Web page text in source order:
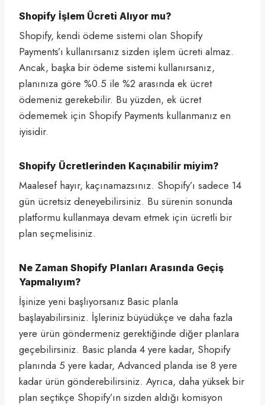
Shopify İşlem Ücreti Alıyor mu?
Shopify, kendi ödeme sistemi olan Shopify
Payments’ı kullanırsanız sizden işlem ücreti almaz.
Ancak, başka bir ödeme sistemi kullanırsanız,
planınıza göre %0.5 ile %2 arasında ek ücret
ödemeniz gerekebilir. Bu yüzden, ek ücret
ödememek için Shopify Payments kullanmanız en
iyisidir.
Shopify Ücretlerinden Kaçınabilir miyim?
Maalesef hayır, kaçınamazsınız. Shopify’ı sadece 14
gün ücretsiz deneyebilirsiniz. Bu sürenin sonunda
platformu kullanmaya devam etmek için ücretli bir
plan seçmelisiniz.
Ne Zaman Shopify Planları Arasında Geçiş
Yapmalıyım?
İşinize yeni başlıyorsanız Basic planla
başlayabilirsiniz. İşleriniz büyüdükçe ve daha fazla
yere ürün göndermeniz gerektiğinde diğer planlara
geçebilirsiniz. Basic planda 4 yere kadar, Shopify
planında 5 yere kadar, Advanced planda ise 8 yere
kadar ürün gönderebilirsiniz. Ayrıca, daha yüksek bir
plan seçtikçe Shopify’ın sizden aldığı komisyon